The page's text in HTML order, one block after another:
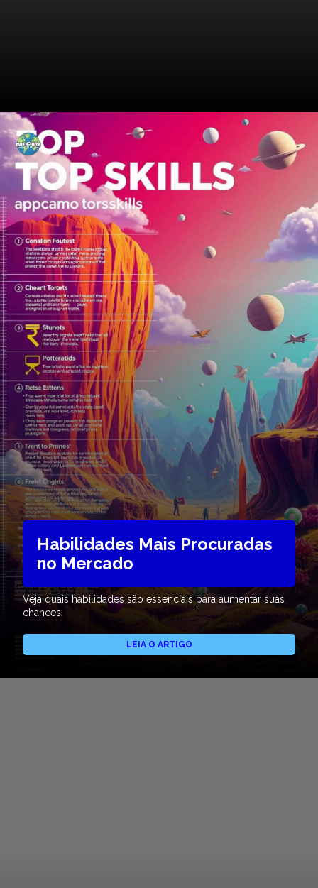
Habilidades Mais Procuradas
no Mercado
Veja quais habilidades são essenciais para aumentar suas
chances.
LEIA O ARTIGO